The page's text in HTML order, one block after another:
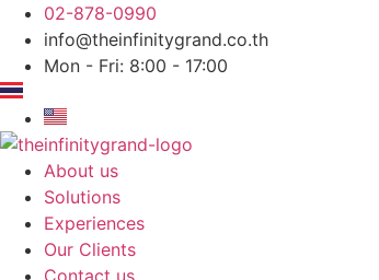
Skip
content
02-878-0990
info@theinfinitygrand.co.th
Mon - Fri: 8:00 - 17:00
About us
Solutions
Experiences
Our Clients
Contact us